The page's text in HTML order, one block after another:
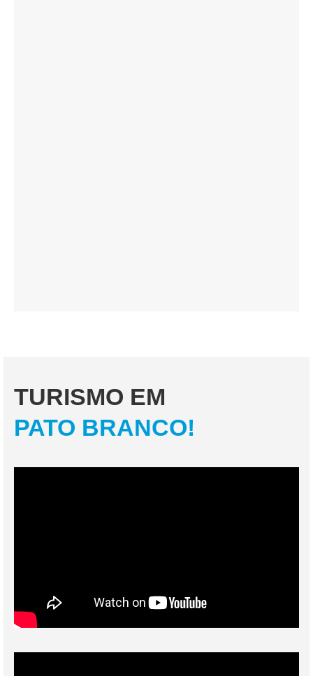
TURISMO EM
PATO BRANCO!